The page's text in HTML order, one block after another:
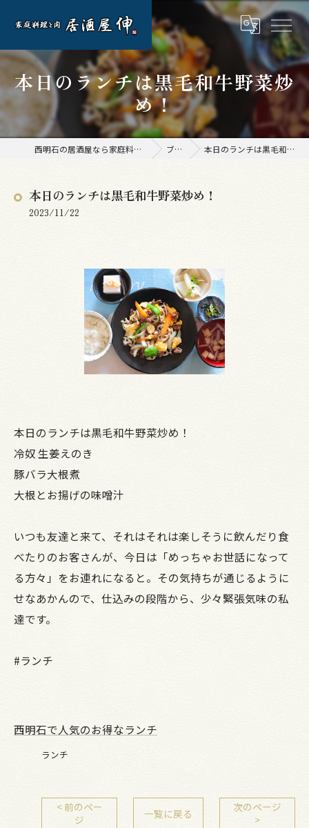
本日のランチは黒毛和牛野菜炒
め！
西明石の居酒屋なら家庭料理と肉 居酒屋 伸 ブログ 本日のランチは黒毛和牛野菜炒め！
本日のランチは黒毛和牛野菜炒め！
2023/11/22
本日のランチは黒毛和牛野菜炒め！
冷奴 生姜えのき
豚バラ大根煮
大根とお揚げの味噌汁
いつも友達と来て、それはそれは楽しそうに飲んだり食
べたりのお客さんが、今日は「めっちゃお世話になって
る方々」をお連れになると。その気持ちが通じるように
せなあかんので、仕込みの段階から、少々緊張気味の私
達です。
#ランチ
西明石で人気のお得なランチ
ランチ
< 前のペー
ジ
一覧に戻る
次のページ
>